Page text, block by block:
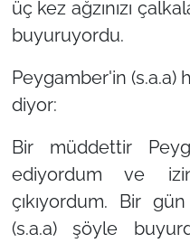
üç kez ağzınızı
buyuruyordu.
Peygamber'in
diyor:
Bir müddettir
ediyordum ve
çıkıyordum. Bir
(s.a.a) şöyle